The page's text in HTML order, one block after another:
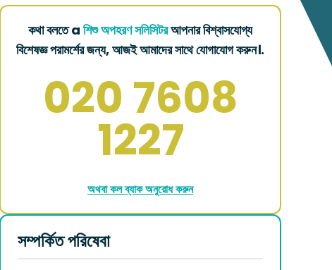
কথা বলতে a শিশু অপহরণ সলিসিটরআপনার বিশ্বাসযোগ্য
বিশেষজ্ঞ পরামর্শের জন্য, আজই আমাদের সাথে যোগাযোগ করুন।.
020 7608
1227
অথবা কল ব্যাক অনুরোধ করুন
সম্পর্কিত পরিষেবা